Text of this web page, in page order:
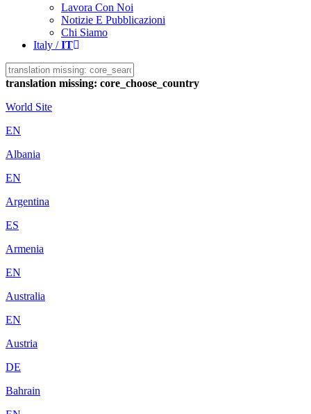
Lavora Con Noi
Notizie E Pubblicazioni
Chi Siamo
Italy /IT
translation missing: core_choose_country
World Site
EN
Albania
EN
Argentina
ES
Armenia
EN
Australia
EN
Austria
DE
Bahrain